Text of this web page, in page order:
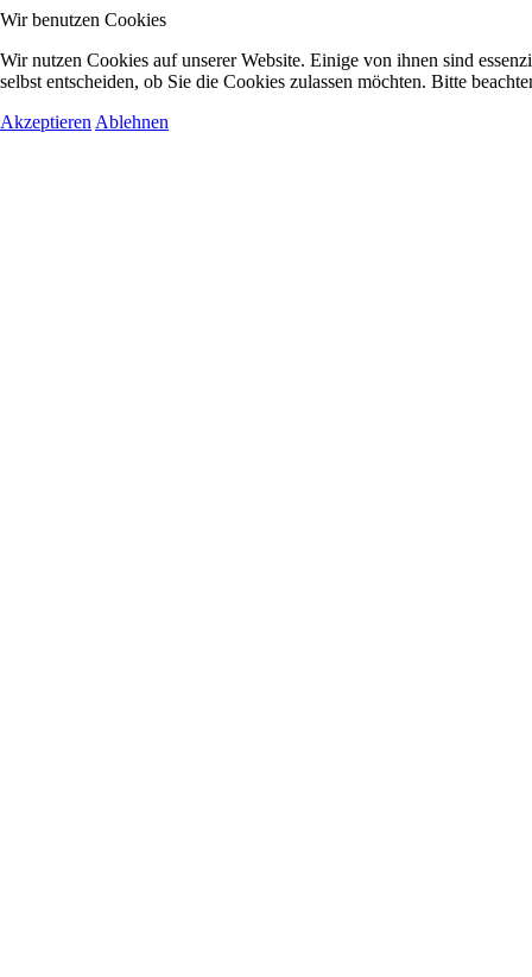
Wir benutzen Cookies
Wir nutzen Cookies auf unserer Website. Einige von ihnen sind
selbst entscheiden, ob Sie die Cookies zulassen möchten. Bitte
Akzeptieren Ablehnen